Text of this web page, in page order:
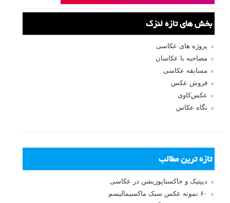
بخش های تازه لنزک
پروژه های عکاسی
مصاحبه با عکاسان
مسابقه عکاسی
فروش عکس
عکس‌کاوی
نگاه عکاس
تازه ترین مطالب
دیپتیک و جاکستا‌پوزیشن در عکاسی
۶۰ نمونه عکس سبک ماکسیمالیسم